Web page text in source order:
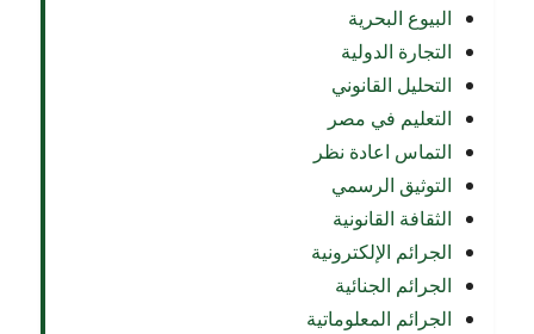
البيوع البحرية
التجارة الدولية
التحليل القانوني
التعليم في مصر
التماس اعادة نظر
التوثيق الرسمي
الثقافة القانونية
الجرائم الإلكترونية
الجرائم الجنائية
الجرائم المعلوماتية